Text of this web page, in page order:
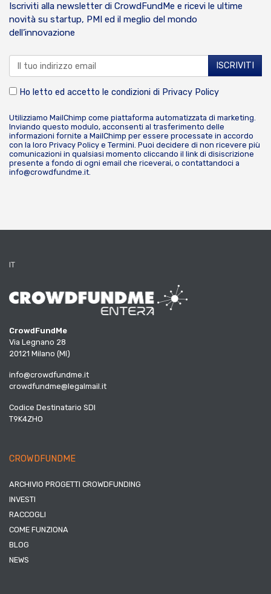
Iscriviti alla newsletter di CrowdFundMe e ricevi le ultime
novità su startup, PMI ed il meglio del mondo
dell’innovazione
Ho letto ed accetto le condizioni di Privacy Policy
Utilizziamo MailChimp come piattaforma automatizzata di marketing.
Inviando questo modulo, acconsenti al trasferimento delle
informazioni fornite a MailChimp per essere processate in accordo
con la loro Privacy Policy e Termini. Puoi decidere di non ricevere più
comunicazioni in qualsiasi momento cliccando il link di disiscrizione
presente a fondo di ogni email che riceverai, o contattandoci a
info@crowdfundme.it.
IT
CrowdFundMe
Via Legnano 28
20121 Milano (MI)
info@crowdfundme.it
crowdfundme@legalmail.it
Codice Destinatario SDI
T9K4ZHO
CROWDFUNDME
ARCHIVIO PROGETTI CROWDFUNDING
INVESTI
RACCOGLI
COME FUNZIONA
BLOG
NEWS